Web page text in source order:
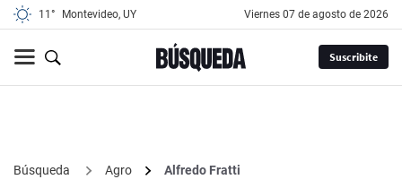
11° Montevideo, UY viernes 07 de agosto de 2026
Suscribite
Búsqueda Agro
Alfredo Fratti